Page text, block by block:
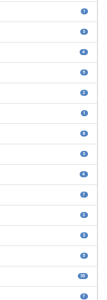
1
3
4
5
2
1
8
3
4
7
2
3
5
35
7